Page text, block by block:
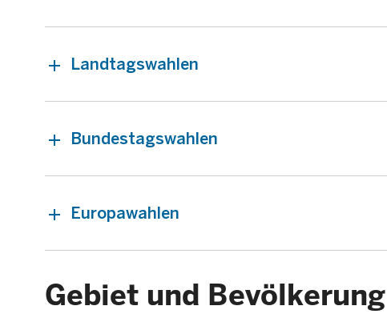
Landtagswahlen
Bundestagswahlen
Europawahlen
Gebiet und Bevölkerung